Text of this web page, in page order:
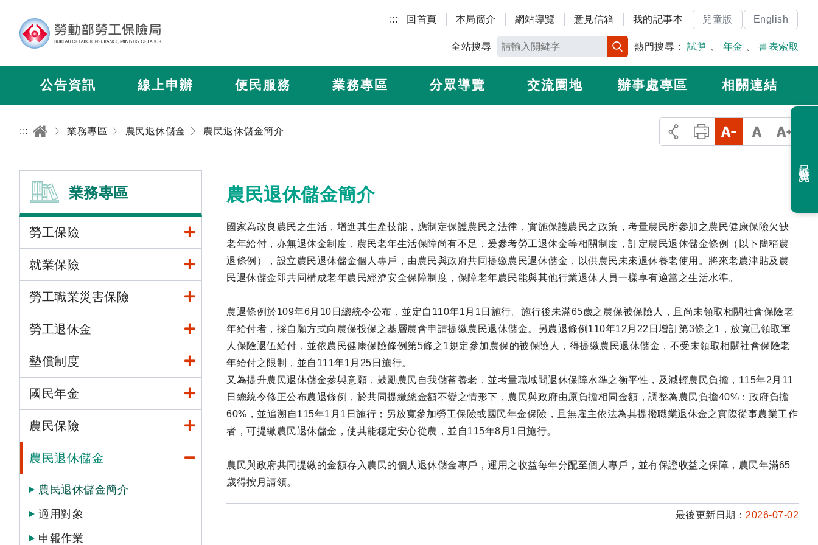
::: 回首頁 本局簡介 網站導覽 意見信箱 我的記事本 兒童版 English
全站搜尋 熱門搜尋： 試算 年金 書表索取
公告資訊 線上申辦 便民服務 業務專區 分眾導覽 交流園地 辦事處專區 相關連結
::: 業務專區 農民退休儲金 農民退休儲金簡介
業務專區
勞工保險
就業保險
勞工職業災害保險
勞工退休金
墊償制度
國民年金
農民保險
農民退休儲金
農民退休儲金簡介
適用對象
申報作業
農民退休儲金簡介
國家為改良農民之生活，增進其生產技能，應制定保護農民之法律，實施保護農民之政策，考量農民所參加之農民健康保險欠缺
老年給付，亦無退休金制度，農民老年生活保障尚有不足，爰參考勞工退休金等相關制度，訂定農民退休儲金條例（以下簡稱農
退條例），設立農民退休儲金個人專戶，由農民與政府共同提繳農民退休儲金，以供農民未來退休養老使用。將來老農津貼及農
民退休儲金即共同構成老年農民經濟安全保障制度，保障老年農民能與其他行業退休人員一樣享有適當之生活水準。
農退條例於109年6月10日總統令公布，並定自110年1月1日施行。施行後未滿65歲之農保被保險人，且尚未領取相關社會保險老
年給付者，採自願方式向農保投保之基層農會申請提繳農民退休儲金。另農退條例110年12月22日增訂第3條之1，放寬已領取軍
人保險退伍給付，並依農民健康保險條例第5條之1規定參加農保的被保險人，得提繳農民退休儲金，不受未領取相關社會保險老
年給付之限制，並自111年1月25日施行。
又為提升農民退休儲金參與意願，鼓勵農民自我儲蓄養老，並考量職域間退休保障水準之衡平性，及減輕農民負擔，115年2月11
日總統令修正公布農退條例，於共同提繳總金額不變之情形下，農民與政府由原負擔相同金額，調整為農民負擔40%：政府負擔
60%，並追溯自115年1月1日施行；另放寬參加勞工保險或國民年金保險，且無雇主依法為其提撥職業退休金之實際從事農業工作
者，可提繳農民退休儲金，使其能穩定安心從農，並自115年8月1日施行。
農民與政府共同提繳的金額存入農民的個人退休儲金專戶，運用之收益每年分配至個人專戶，並有保證收益之保障，農民年滿65
歲得按月請領。
最後更新日期： 2026-07-02